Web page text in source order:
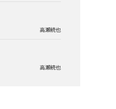
高瀬統也
高瀬統也